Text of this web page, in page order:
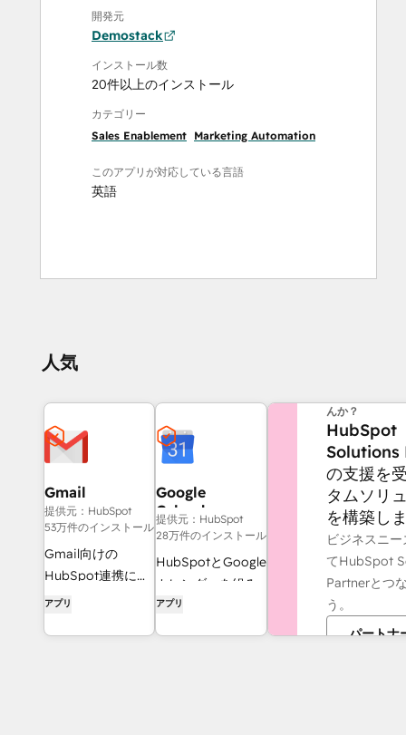
開発元
Demostack
インストール数
20件以上のインストール
カテゴリー
Sales Enablement Marketing Automation
このアプリが対応している言語
英語
人気
Gmail
提供元：HubSpot
53万件のインストール
Gmail向けの
HubSpot連携によ
り、HubSpotを受
アプリ
Google
Calendar
提供元：HubSpot
28万件のインストール
HubSpotとGoogle
カレンダーを組み
合わせてミーティ
アプリ
んか？
HubSpot
Solutions
の支援を
タムソリ
を構築し
ビジネスニ
てHubSpot
Partnerとつ
う。
パートナ